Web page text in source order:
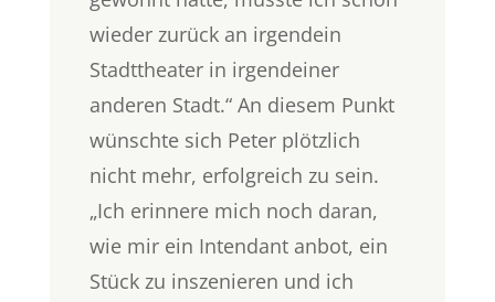
wieder zurück an irgendein
Stadttheater in irgendeiner
anderen Stadt.“ An diesem Punkt
wünschte sich Peter plötzlich
nicht mehr, erfolgreich zu sein.
„Ich erinnere mich noch daran,
wie mir ein Intendant anbot, ein
Stück zu inszenieren und ich